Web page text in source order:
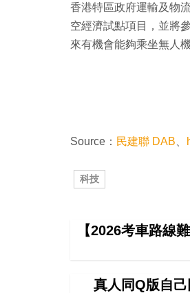
香港特區政府運輸及物
空經濟試點項目，並將
來有機會能夠乘坐無人
Source： 民建聯 DAB
科技
【2026考車路線
真人同Q版自